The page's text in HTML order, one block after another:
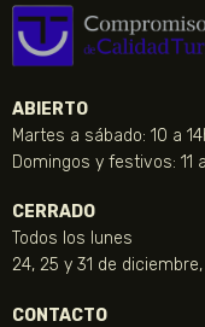
ABIERTO
Martes a sábado: 10 a
Domingos y festivos: 11
CERRADO
Todos los lunes
24, 25 y 31 de
CONTACTO